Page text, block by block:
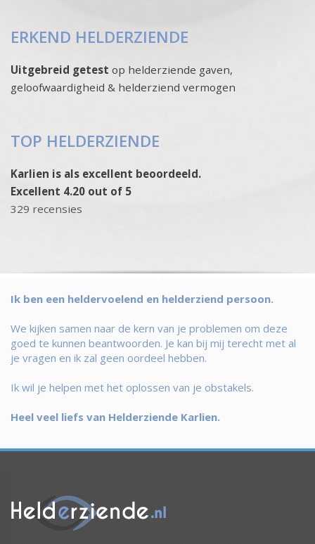
ERKEND HELDERZIENDE
Uitgebreid getest op helderziende gaven,
geloofwaardigheid & helderziend vermogen
TOP HELDERZIENDE
Karlien is als excellent beoordeeld.
Excellent 4.20 out of 5
329 recensies
Ik ben een heldervoelend en helderziend persoon.
We kijken samen naar de kern van je problemen om deze
goed te kunnen beantwoorden. Je kan bij mij terecht met al
je vragen en ik zal geen oordeel hebben.
Ik wil je helpen met het oplossen van je obstakels.
Heel veel liefs van Helderziende Karlien.